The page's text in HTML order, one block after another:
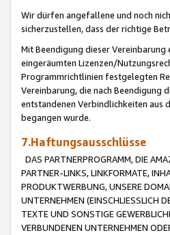
Wir dürfen angefallene und noch
sicherzustellen, dass der richtige
Mit Beendigung dieser
eingeräumten Lizenzen/
Programmrichtlinien festgelegten
Vereinbarung, die nach Beendigung
entstandenen Verbindlichkeiten aus
begangen wurde.
7.Haftungsausschlüsse
DAS PARTNERPROGRAMM, DIE
PARTNER-LINKS, LINKFORMATE,
PRODUKTWERBUNG, UNSERE
UNTERNEHMEN (EINSCHLIESSLICH
TEXTE UND SONSTIGE
VERBUNDENEN UNTERNEHMEN